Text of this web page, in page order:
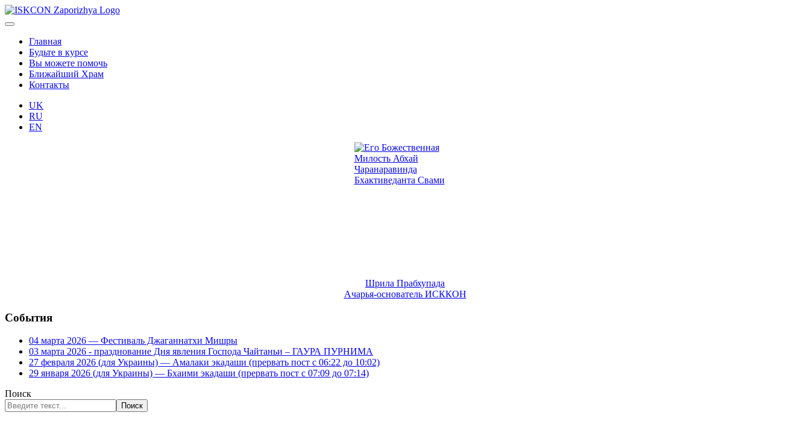
Главная
Будьте в курсе
Вы можете помочь
Ближайший Храм
Контакты
UK
RU
EN
Шрила Прабхупада
Ачарья-основатель ИСККОН
События
04 марта 2026 — Фестиваль Джаганнатхи Мишры
03 марта 2026 - празднование Дня явления Господа Чайтаньи – ГАУРА ПУРНИМА
27 февраля 2026 (для Украины) — Амалаки экадаши (прервать пост с 06:22 до 10:02)
29 января 2026 (для Украины) — Бхаими экадаши (прервать пост с 07:09 до 07:14)
Поиск
Поиск